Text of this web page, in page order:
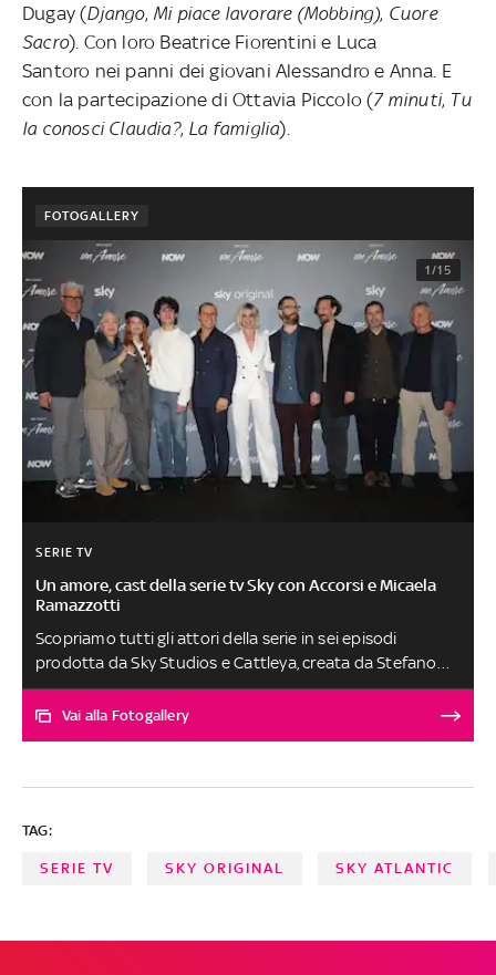
Dugay (Django, Mi piace lavorare (Mobbing), Cuore
Sacro). Con loro Beatrice Fiorentini e Luca
Santoro nei panni dei giovani Alessandro e Anna. E
con la partecipazione di Ottavia Piccolo (7 minuti, Tu
la conosci Claudia?, La famiglia).
FOTOGALLERY
1/15
SERIE TV
Un amore, cast della serie tv Sky con Accorsi e Micaela
Ramazzotti
Scopriamo tutti gli attori della serie in sei episodi
prodotta da Sky Studios e Cattleya, creata da Stefano
Accorsi ed Enrico Audenino e diretta da Francesco Lagi.
Oltre ad Accorsi e Ramazzotti, nei panni dei protagonisti,
tra gli altri. Ecco il cast completo della serie che arriva dal
Now
Vai alla Fotogallery
TAG:
SERIE TV SKY ORIGINAL SKY ATLANTIC